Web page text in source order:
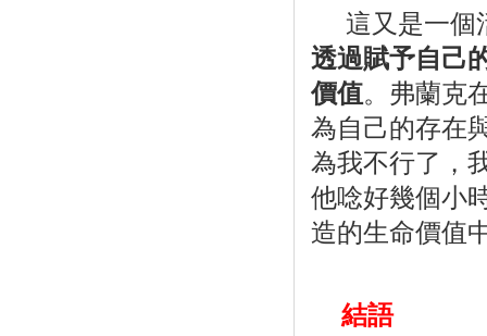
這又是一個
透過賦予自己
價值。弗蘭克
為自己的存在
為我不行了，
他唸好幾個小
造的生命價值
結語